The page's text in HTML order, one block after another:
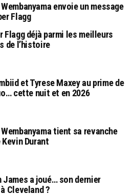
envoie un message
Flagg
Flagg déjà parmi les meilleurs
de l’histoire
et Tyrese Maxey au prime de
cette nuit et en 2026
tient sa revanche
Durant
James a joué… son dernier
Cleveland ?